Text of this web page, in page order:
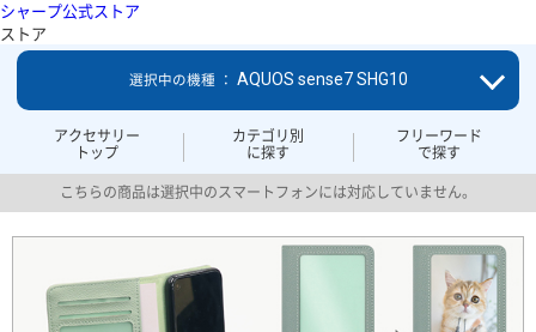
シャープ公式ストア
ストア
アクセサリー
トップ
カテゴリ別
に探す
フリーワード
で探す
選択中の機種 ： AQUOS sense7 SHG10
こちらの商品は選択中のスマートフォンには対応していません。